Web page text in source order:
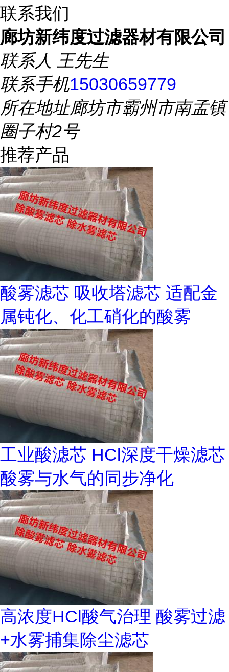
联系我们
廊坊新纬度过滤器材有限公司
联系人 王先生
联系手机15030659779
所在地址廊坊市霸州市南孟镇
圈子村2号
推荐产品
酸雾滤芯 吸收塔滤芯 适配金
属钝化、化工硝化的酸雾
工业酸滤芯 HCl深度干燥滤芯
酸雾与水气的同步净化
高浓度HCl酸气治理 酸雾过滤
+水雾捕集除尘滤芯